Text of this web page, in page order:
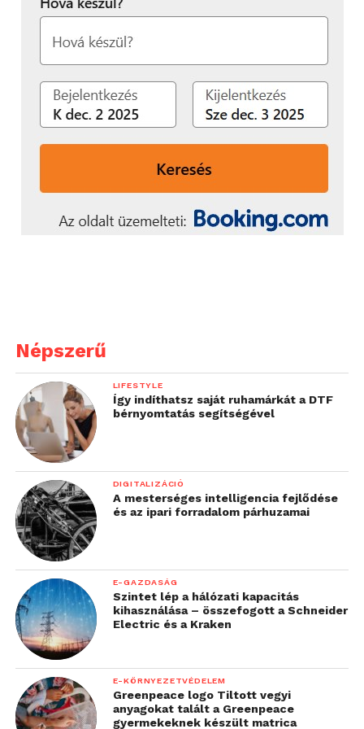
Népszerű
LIFESTYLE
Így indíthatsz saját ruhamárkát a DTF
bérnyomtatás segítségével
DIGITALIZÁCIÓ
A mesterséges intelligencia fejlődése
és az ipari forradalom párhuzamai
E-GAZDASÁG
Szintet lép a hálózati kapacitás
kihasználása – összefogott a Schneider
Electric és a Kraken
E-KÖRNYEZETVÉDELEM
Greenpeace logo Tiltott vegyi
anyagokat talált a Greenpeace
gyermekeknek készült matrica